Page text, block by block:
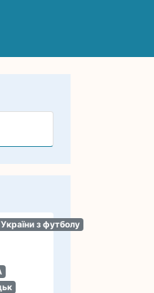
з футболу